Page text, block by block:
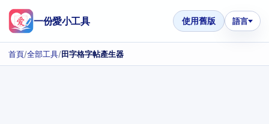
一份愛小工具 使用舊版 語言
首頁/全部工具/田字格字帖產生器